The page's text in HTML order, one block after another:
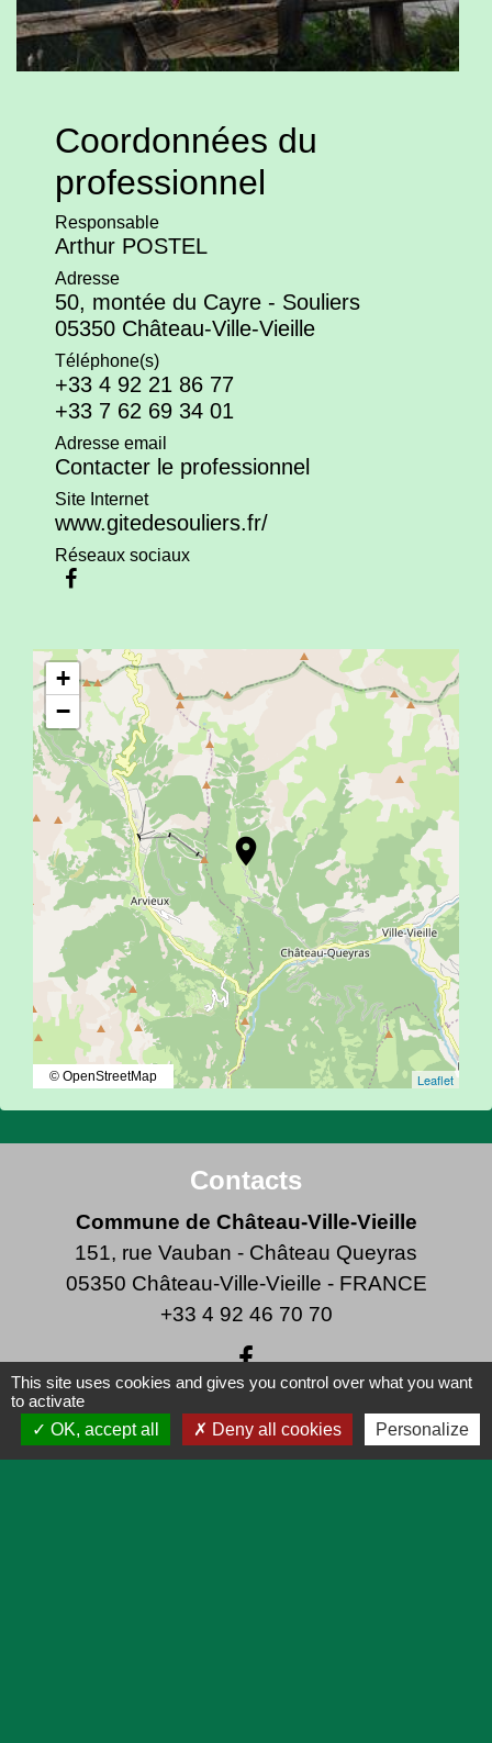
Coordonnées du
professionnel
Responsable
Arthur POSTEL
Adresse
50, montée du Cayre - Souliers
05350 Château-Ville-Vieille
Téléphone(s)
+33 4 92 21 86 77
+33 7 62 69 34 01
Adresse email
Contacter le professionnel
Site Internet
www.gitedesouliers.fr/
Réseaux sociaux
location_on
+
−
Leaflet
© OpenStreetMap
Contacts
Commune de Château-Ville-Vieille
151, rue Vauban - Château Queyras
05350 Château-Ville-Vieille - FRANCE
+33 4 92 46 70 70
Liens
This site uses cookies and gives you control over what you want
to activate
OK, accept all
Deny all cookies Personalize